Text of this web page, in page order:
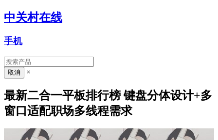
中关村在线
手机
×
最新二合一平板排行榜 键盘分体设计+多
窗口适配职场多线程需求